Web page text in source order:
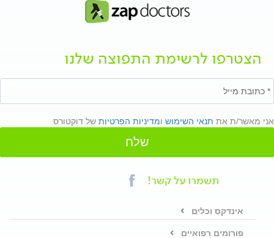
הצטרפו לרשימת התפוצה שלנו
אני מאשר/ת את תנאי השימוש ומדיניות הפרטיות של דוקטורס
שלח
תשמרו על קשר!
אינדקס וכלים
פורומים רפואיים